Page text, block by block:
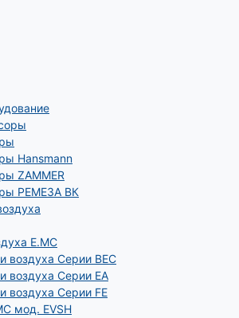
Hansmann
ZAMMER
РЕМЕЗА ВК
E.MC
воздуха Серии BEC
воздуха Серии EA
воздуха Серии FE
мод. EVSH